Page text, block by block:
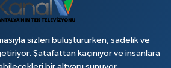
sizleri buluştururken, sadelik ve
Şatafattan kaçınıyor ve insanlara